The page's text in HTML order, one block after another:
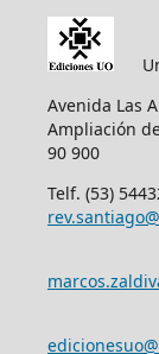
Avenida Las
Ampliación
90 900
Telf. (53)